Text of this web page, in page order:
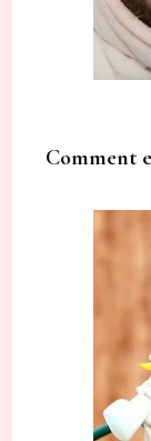
Comment